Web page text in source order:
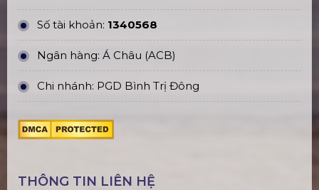
Số tài khoản: 1340568
Ngân hàng: Á Châu (ACB)
Chi nhánh: PGD Bình Trị Đông
THÔNG TIN LIÊN HỆ